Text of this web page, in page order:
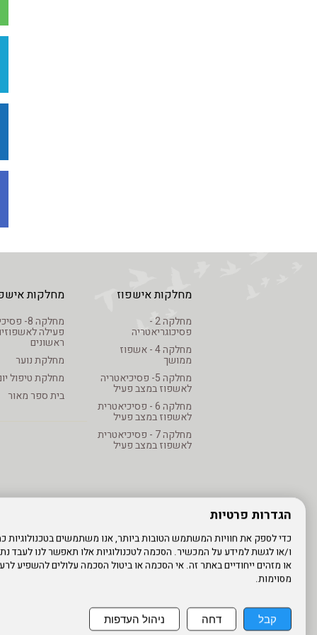
הגדרות פרטיות
ו/או לגשת למידע על המכשיר. הסכמה לטכנולוגיות אלו תאפשר לנו לעבד
או מזהים ייחודיים באתר זה. אי הסכמה או ביטול הסכמה עלולים להשפיע
מסוימות.
קבל דחה ניהול העדפות
מחלקות אישפוז
מחלקה 2 -
פסיכוגריאטריה
מחלקה 4 - אשפוז
ממושך
מחלקה 5- פסיכיאטריה
לאשפוז במצב פעיל
מחלקה 6 - פסיכיאטרית
לאשפוז במצב פעיל
מחלקה 7 - פסיכיאטרית
לאשפוז במצב פעיל
מחלקות
מחלקה 8-
פעילה
ראשונים
מחלקת נוער
מחלקת טיפול
בית ספר מאור
אתר עובדים מדיניות פרטיות